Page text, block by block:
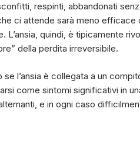
respinti, abbandonati
ci attende sarà meno efficace
L’ansia, quindi, è tipicamente
della perdita irreversibile.
se l’ansia è collegata a un
come sintomi significativi in
e in ogni caso